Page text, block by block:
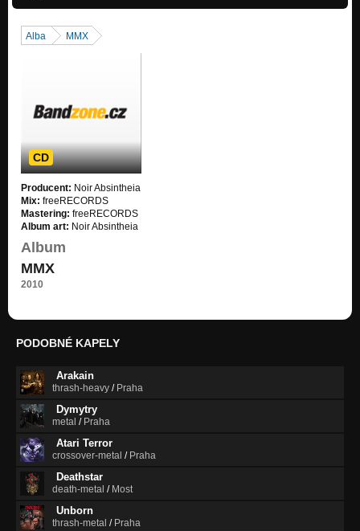
Lži (demo 2009)
Alba MMX
CD
Producent: Noir Absintheia
Mix: freeRECORDS
Mastering: freeRECORDS
Album art: Noir Absintheia
Album
MMX
2010
PODOBNÉ KAPELY
Arakain
thrash-heavy / Praha
Dymytry
metal / Praha
Atari Terror
crossover-metal / Praha
Deathstar
death-metal / Most
Unborn
thrash-metal / Praha